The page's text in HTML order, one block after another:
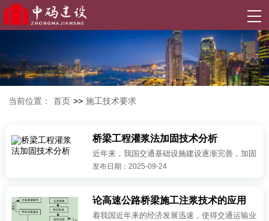
当前位置： 首页 >> 施工技术要求
桥梁工程灌浆法加固技术分析
近年来，我国交通基础设施建设逐渐完善，加固
问题研究一直都是工程领域人员重点研究的问题
关键问题，在施工环节，会因墩台出...
发布日期：2025-09-24
论高速公路桥梁施工注浆技术的应用
着我国近年来的经济发展迅速，使得交通运输业